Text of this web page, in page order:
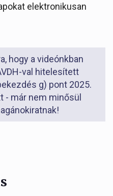
elektronikusan
hogy a videónkban
val hitelesített
g) pont 2025.
- már nem minősül